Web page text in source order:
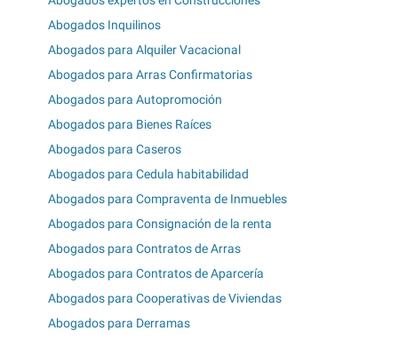
Abogados Inquilinos
Abogados para Alquiler Vacacional
Abogados para Arras Confirmatorias
Abogados para Autopromoción
Abogados para Bienes Raíces
Abogados para Caseros
Abogados para Cedula habitabilidad
Abogados para Compraventa de Inmuebles
Abogados para Consignación de la renta
Abogados para Contratos de Arras
Abogados para Contratos de Aparcería
Abogados para Cooperativas de Viviendas
Abogados para Derramas